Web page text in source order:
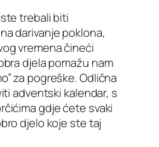
trebali biti
darivanje poklona,
vremena čineći
djela pomažu nam
za pogreške. Odlična
adventski kalendar, s
gdje ćete svaki
djelo koje ste taj